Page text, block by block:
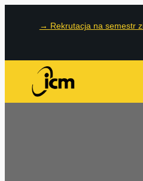
→ Rekrutacja na semestr